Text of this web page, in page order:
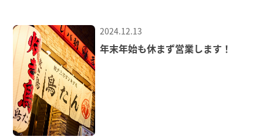
2024.12.13
年末年始も休まず営業します！